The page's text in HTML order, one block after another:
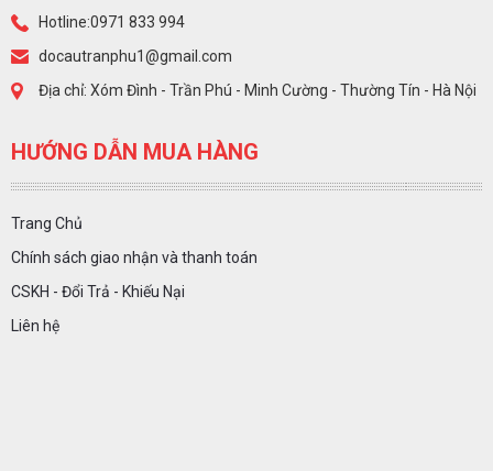
Hotline:0971 833 994
docautranphu1@gmail.com
Địa chỉ: Xóm Đình - Trần Phú - Minh Cường - Thường Tín - Hà Nội
HƯỚNG DẪN MUA HÀNG
Trang Chủ
Chính sách giao nhận và thanh toán
CSKH - Đổi Trả - Khiếu Nại
Liên hệ